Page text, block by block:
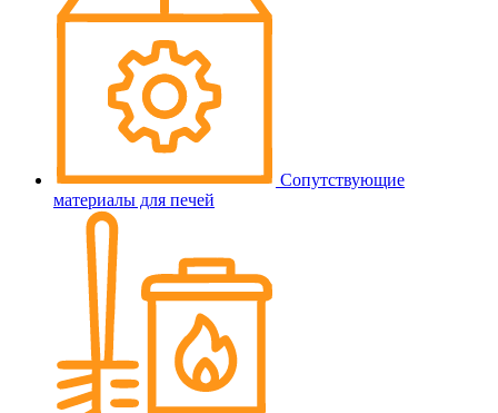
Сопутствующие
материалы для печей